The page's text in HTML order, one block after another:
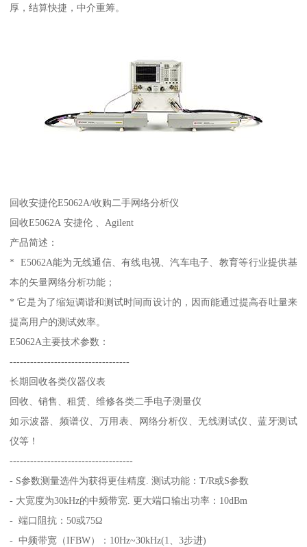
厚，结算快捷，中介重筹。
回收安捷伦E5062A/收购二手网络分析仪
回收E5062A 安捷伦 、Agilent
产品简述：
* E5062A能为无线通信、有线电视、汽车电子、教育等行业提供基
本的矢量网络分析功能；
* 它是为了缩短调谐和测试时间而设计的，因而能通过提高吞吐量来
提高用户的测试效率。
E5062A主要技术参数：
-----------------------------------
长期回收各类仪器仪表
回收、销售、租赁、维修各类二手电子测量仪
如示波器、频谱仪、万用表、网络分析仪、无线测试仪、蓝牙测试
仪等！
------------------------------------
- S参数测量选件为获得更佳精度. 测试功能：T/R或S参数
- 大宽度为30kHz的中频带宽. 更大端口输出功率：10dBm
- 端口阻抗：50或75Ω
- 中频带宽（IFBW）：10Hz~30kHz(1、3步进)